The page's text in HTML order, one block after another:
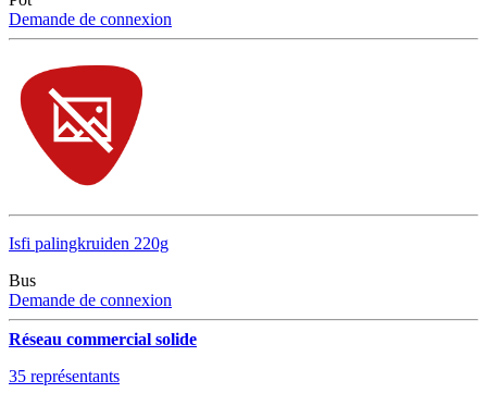
Demande de connexion
Isfi palingkruiden 220g
Bus
Demande de connexion
Réseau commercial solide
35 représentants